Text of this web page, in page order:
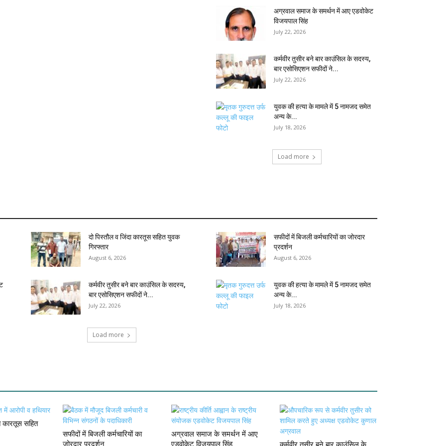
अग्रवाल समाज के समर्थन में आए एडवोकेट
विजयपाल सिंह
July 22, 2026
कर्मवीर तुसीर बने बार काउंसिल के सदस्य,
बार एसोसिएशन सफीदों ने...
July 22, 2026
युवक की हत्या के मामले में 5 नामजद समेत
अन्य के...
July 18, 2026
Load more
दो पिस्तौल व जिंदा कारतूस सहित युवक
गिरफ्तार
August 6, 2026
सफीदों में बिजली कर्मचारियों का जोरदार
प्रदर्शन
August 6, 2026
कर्मवीर तुसीर बने बार काउंसिल के सदस्य,
बार एसोसिएशन सफीदों ने...
July 22, 2026
युवक की हत्या के मामले में 5 नामजद समेत
अन्य के...
July 18, 2026
Load more
कारतूस सहित
सफीदों में बिजली कर्मचारियों का
जोरदार प्रदर्शन
अग्रवाल समाज के समर्थन में आए
एडवोकेट विजयपाल सिंह